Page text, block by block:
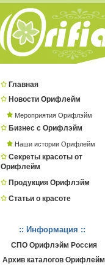
Главная
Новости Орифлейм
Мероприятия Орифлэйм
Бизнес с Орифлэйм
Наши истории Орифлейм
Секреты красоты от
Орифлейм
Продукция Орифлэйм
Статьи о красоте
:: Информация ::
СПО Орифлэйм Россия
Архив каталогов Орифлейм